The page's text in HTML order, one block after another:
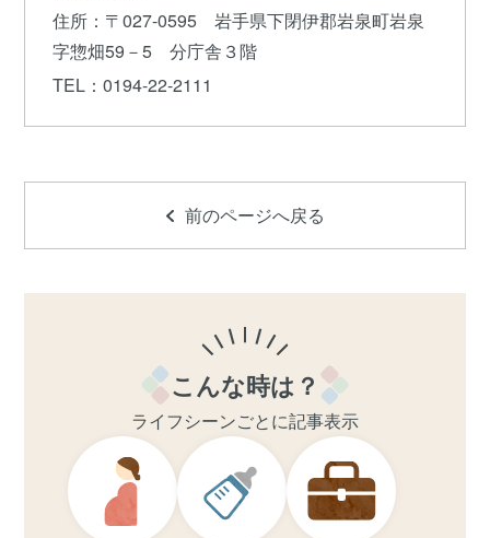
住所 ：〒027-0595 岩手県下閉伊郡岩泉町岩泉
字惣畑59－5 分庁舎３階
TEL ：0194-22-2111
前のページへ戻る
こんな時は？
ライフシーンごとに記事表示